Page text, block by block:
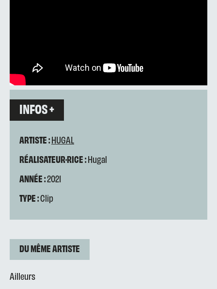
INFOS +
ARTISTE :HUGAL
RÉALISATEUR·RICE :Hugal
ANNÉE :2021
TYPE :Clip
DU MÊME ARTISTE
Ailleurs